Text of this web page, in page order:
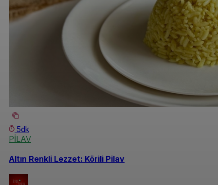
5dk
PİLAV
Altın Renkli Lezzet: Körili Pilav